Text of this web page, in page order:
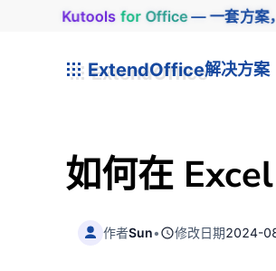
Kutools for Office— 一套方案
ExtendOffice解决方案
如何在
作者Sun• 修改日期2024-